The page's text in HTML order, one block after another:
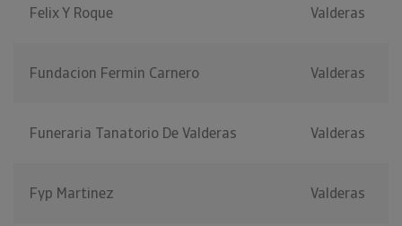
Felix Y Roque Valderas
Fundacion Fermin Carnero Valderas
Funeraria Tanatorio De Valderas Valderas
Fyp Martinez Valderas